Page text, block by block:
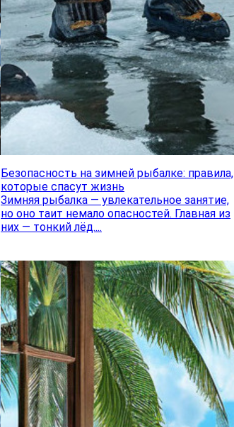
Безопасность на зимней рыбалке: правила,
которые спасут жизнь
Зимняя рыбалка — увлекательное занятие,
но оно таит немало опасностей. Главная из
них — тонкий лёд....